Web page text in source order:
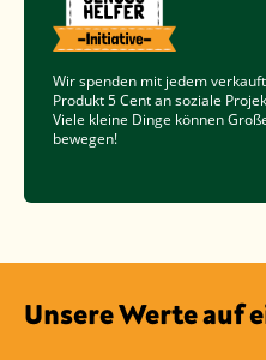
Wir spenden mit jedem
Produkt5 Centan soziale
Viele kleine Dinge können
bewegen!
Unsere Werte auf